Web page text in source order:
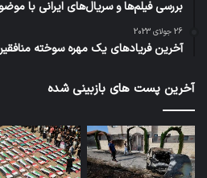
بررسی فیلم‌ها و سریال‌های ایرانی با
26 جولای 2023
آخرین فریادهای یک مهره سوخته
آخرین پست های بازبینی شده